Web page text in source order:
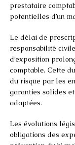
prestataire
potentielles d’un
Le délai de
responsabilité
d’exposition
comptable. Cette
du risque par les
garanties solides
adaptées.
Les évolutions
obligations des